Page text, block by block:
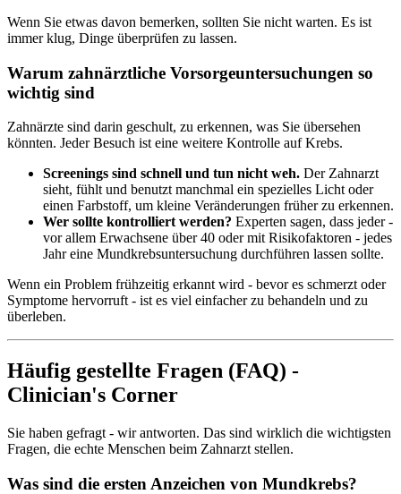
Wenn Sie etwas davon bemerken, sollten Sie nicht warten. Es ist
immer klug, Dinge überprüfen zu lassen.
Warum zahnärztliche Vorsorgeuntersuchungen so
wichtig sind
Zahnärzte sind darin geschult, zu erkennen, was Sie übersehen
könnten. Jeder Besuch ist eine weitere Kontrolle auf Krebs.
Screenings sind schnell und tun nicht weh. Der Zahnarzt
sieht, fühlt und benutzt manchmal ein spezielles Licht oder
einen Farbstoff, um kleine Veränderungen früher zu erkennen.
Wer sollte kontrolliert werden? Experten sagen, dass jeder -
vor allem Erwachsene über 40 oder mit Risikofaktoren - jedes
Jahr eine Mundkrebsuntersuchung durchführen lassen sollte.
Wenn ein Problem frühzeitig erkannt wird - bevor es schmerzt oder
Symptome hervorruft - ist es viel einfacher zu behandeln und zu
überleben.
Häufig gestellte Fragen (FAQ) -
Clinician's Corner
Sie haben gefragt - wir antworten. Das sind wirklich die wichtigsten
Fragen, die echte Menschen beim Zahnarzt stellen.
Was sind die ersten Anzeichen von Mundkrebs?